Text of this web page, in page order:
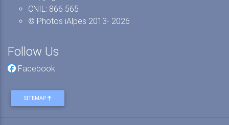
CNIL: 866 565
© Photos iAlpes 2013- 2026
Follow Us
Facebook
SITEMAP